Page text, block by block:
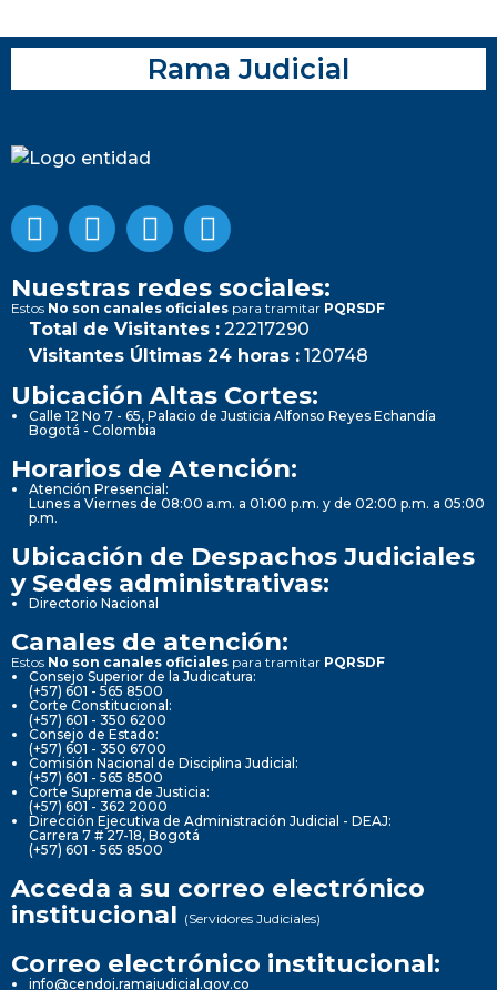
Rama Judicial
Nuestras redes sociales:
Estos No son canales oficiales para tramitar PQRSDF
Total de Visitantes : 22217290
Visitantes Últimas 24 horas : 120748
Ubicación Altas Cortes:
Calle 12 No 7 - 65, Palacio de Justicia Alfonso Reyes Echandía
Bogotá - Colombia
Horarios de Atención:
Atención Presencial:
Lunes a Viernes de 08:00 a.m. a 01:00 p.m. y de 02:00 p.m. a 05:00
p.m.
Ubicación de Despachos Judiciales
y Sedes administrativas:
Directorio Nacional
Canales de atención:
Estos No son canales oficiales para tramitar PQRSDF
Consejo Superior de la Judicatura:
(+57) 601 - 565 8500
Corte Constitucional:
(+57) 601 - 350 6200
Consejo de Estado:
(+57) 601 - 350 6700
Comisión Nacional de Disciplina Judicial:
(+57) 601 - 565 8500
Corte Suprema de Justicia:
(+57) 601 - 362 2000
Dirección Ejecutiva de Administración Judicial - DEAJ:
Carrera 7 # 27-18, Bogotá
(+57) 601 - 565 8500
Acceda a su correo electrónico
institucional (Servidores Judiciales)
Correo electrónico institucional:
info@cendoj.ramajudicial.gov.co